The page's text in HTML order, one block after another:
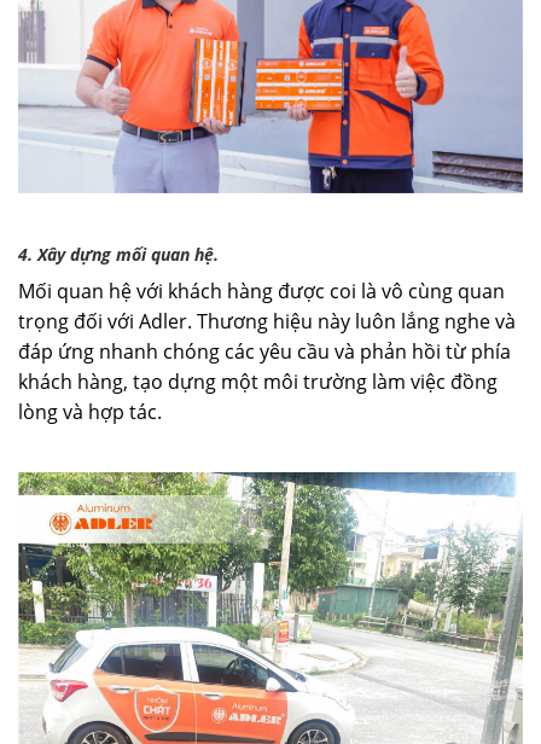
4. Xây dựng mối quan hệ.
Mối quan hệ với khách hàng được coi là vô cùng quan
trọng đối với Adler. Thương hiệu này luôn lắng nghe và
đáp ứng nhanh chóng các yêu cầu và phản hồi từ phía
khách hàng, tạo dựng một môi trường làm việc đồng
lòng và hợp tác.